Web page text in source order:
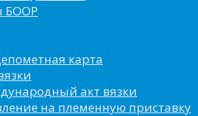
БООР
карта
акт вязки
на племенную приставку